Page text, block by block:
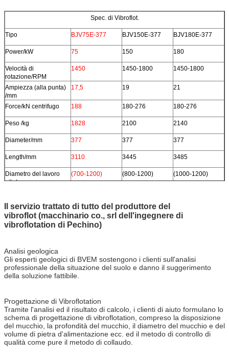
Spec. di Vibroflot.
Tipo BJV75E-377 BJV150E-377 BJV180E-377
Power/kW 75 150 180
Velocità di
rotazione/RPM
1450 1450-1800 1450-1800
Ampiezza (alla punta)
/mm
17,5 19 21
Force/kN centrifugo 188 180-276 180-276
Peso /kg 1828 2100 2140
Diameter/mm 377 377 377
Length/mm 3110 3445 3485
Diametro del lavoro
pile/mm
(700-1200) (800-1200) (1000-1200)
Il servizio trattato di tutto del produttore del
vibroflot (macchinario co., srl dell'ingegnere di
vibroflotation di Pechino)
Analisi geologica
Gli esperti geologici di BVEM sostengono i clienti sull'analisi
professionale della situazione del suolo e danno il suggerimento
della soluzione fattibile.
Progettazione di Vibroflotation
Tramite l'analisi ed il risultato di calcolo, i clienti di aiuto formulano lo
schema di progettazione di vibroflotation, compreso la disposizione
del mucchio, la profondità del mucchio, il diametro del mucchio e del
volume di pietra d'alimentazione ecc. ed il metodo di controllo di
qualità come pure il metodo di collaudo.